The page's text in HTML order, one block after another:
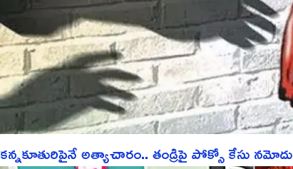
కన్నకూతురిపైనే అత్యాచారం.. తండ్రిపై పోక్సో కేసు నమోదు